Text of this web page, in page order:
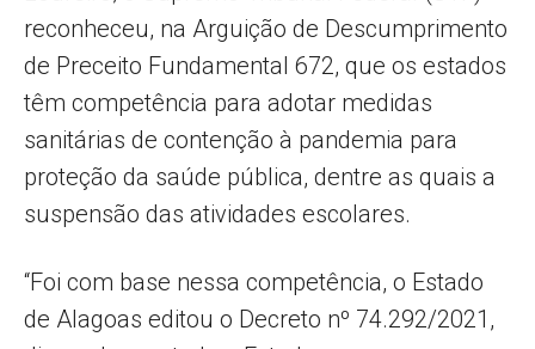
reconheceu, na Arguição de Descumprimento
de Preceito Fundamental 672, que os estados
têm competência para adotar medidas
sanitárias de contenção à pandemia para
proteção da saúde pública, dentre as quais a
suspensão das atividades escolares.
“Foi com base nessa competência, o Estado
de Alagoas editou o Decreto nº 74.292/2021,